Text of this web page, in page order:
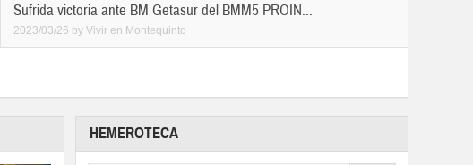
Sufrida victoria ante BM Getasur del BMM5 PROIN...
2023/03/26 by Vivir en Montequinto
HEMEROTECA